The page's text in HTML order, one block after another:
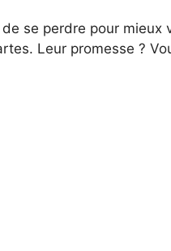
se perdre pour mieux
Leur promesse ?